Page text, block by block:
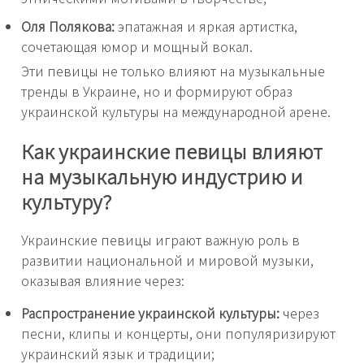
Оля Полякова:эпатажная и яркая артистка,
сочетающая юмор и мощный вокал.
Эти певицы не только влияют на музыкальные
тренды в Украине, но и формируют образ
украинской культуры на международной арене.
Как украинские певицы влияют
на музыкальную индустрию и
культуру?
Украинские певицы играют важную роль в
развитии национальной и мировой музыки,
оказывая влияние через:
Распространение украинской культуры: через
песни, клипы и концерты, они популяризируют
украинский язык и традиции;